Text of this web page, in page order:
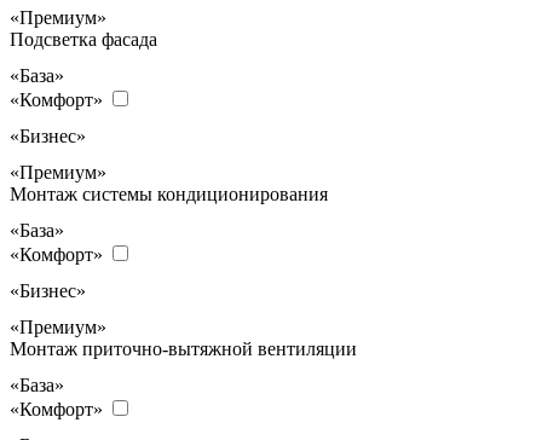
«Премиум»
Подсветка фасада
«База»
«Комфорт»
«Бизнес»
«Премиум»
Монтаж системы кондиционирования
«База»
«Комфорт»
«Бизнес»
«Премиум»
Монтаж приточно-вытяжной вентиляции
«База»
«Комфорт»